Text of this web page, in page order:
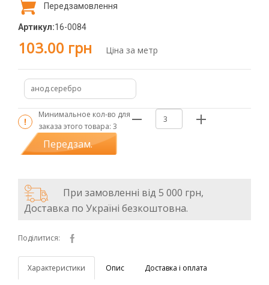
Передзамовлення
Артикул:16-0084
103.00 грн Ціна за метр
анод.серебро
Минимальное кол-во для
заказа этого товара: 3
Передзам.
При замовленні від 5 000 грн,
Доставка по Україні безкоштовна.
Поділитися:
Характеристики Опис Доставка і оплата